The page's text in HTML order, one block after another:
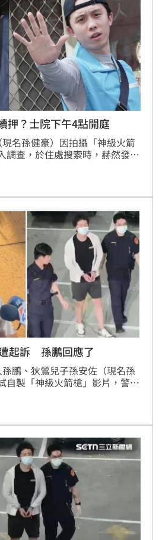
押？士院下午4點開庭
名孫健豪）因拍攝「神級火箭
調查，於住處搜索時，赫然發現
。孫安佐遭羈押42天後，今
，並移審士林地院。今天下午4
，裁定孫安佐是否繼續羈押、或
起訴 孫鵬回應了
鵬、狄鶯兒子孫安佐（現名孫
自製「神級火箭槍」影片，警方
檢署依違反槍砲彈藥刀械管制條